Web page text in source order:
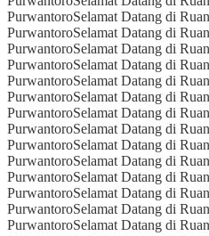
PurwantoroSelamat Datang di
PurwantoroSelamat Datang di
PurwantoroSelamat Datang di
PurwantoroSelamat Datang di
PurwantoroSelamat Datang di
PurwantoroSelamat Datang di
PurwantoroSelamat Datang di
PurwantoroSelamat Datang di
PurwantoroSelamat Datang di
PurwantoroSelamat Datang di
PurwantoroSelamat Datang di
PurwantoroSelamat Datang di
PurwantoroSelamat Datang di
PurwantoroSelamat Datang di